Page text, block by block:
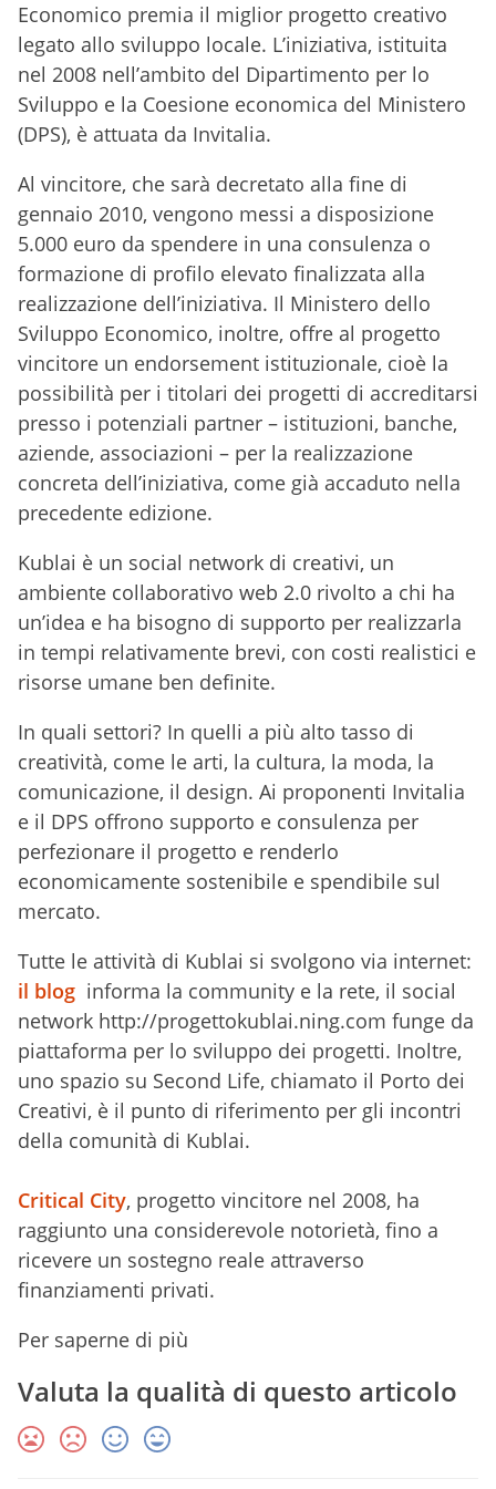
Economico premia il miglior progetto creativo
legato allo sviluppo locale. L’iniziativa, istituita
nel 2008 nell’ambito del Dipartimento per lo
Sviluppo e la Coesione economica del Ministero
(DPS), è attuata da Invitalia.
Al vincitore, che sarà decretato alla fine di
gennaio 2010, vengono messi a disposizione
5.000 euro da spendere in una consulenza o
formazione di profilo elevato finalizzata alla
realizzazione dell’iniziativa. Il Ministero dello
Sviluppo Economico, inoltre, offre al progetto
vincitore un endorsement istituzionale, cioè la
possibilità per i titolari dei progetti di accreditarsi
presso i potenziali partner – istituzioni, banche,
aziende, associazioni – per la realizzazione
concreta dell’iniziativa, come già accaduto nella
precedente edizione.
Kublai è un social network di creativi, un
ambiente collaborativo web 2.0 rivolto a chi ha
un’idea e ha bisogno di supporto per realizzarla
in tempi relativamente brevi, con costi realistici e
risorse umane ben definite.
In quali settori? In quelli a più alto tasso di
creatività, come le arti, la cultura, la moda, la
comunicazione, il design. Ai proponenti Invitalia
e il DPS offrono supporto e consulenza per
perfezionare il progetto e renderlo
economicamente sostenibile e spendibile sul
mercato.
Tutte le attività di Kublai si svolgono via internet:
il blog informa la community e la rete, il social
network http://progettokublai.ning.com funge da
piattaforma per lo sviluppo dei progetti. Inoltre,
uno spazio su Second Life, chiamato il Porto dei
Creativi, è il punto di riferimento per gli incontri
della comunità di Kublai.
Critical City, progetto vincitore nel 2008, ha
raggiunto una considerevole notorietà, fino a
ricevere un sostegno reale attraverso
finanziamenti privati.
Per saperne di più
Valuta la qualità di questo articolo